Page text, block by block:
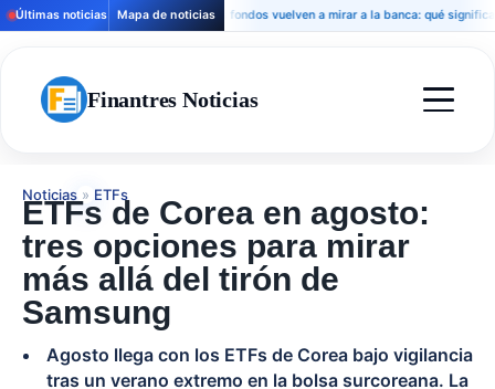
Últimas noticias Mapa de noticiasLos fondos vuelven a mirar a la banca: qué significa para
Finantres Noticias
Noticias » ETFs
ETFs de Corea en agosto:
tres opciones para mirar
más allá del tirón de
Samsung
Agosto llega con los ETFs de Corea bajo vigilancia
tras un verano extremo en la bolsa surcoreana. La